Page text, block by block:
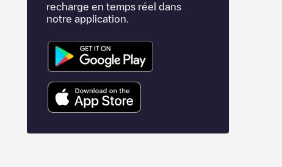
recharge en temps réel dans
notre application.